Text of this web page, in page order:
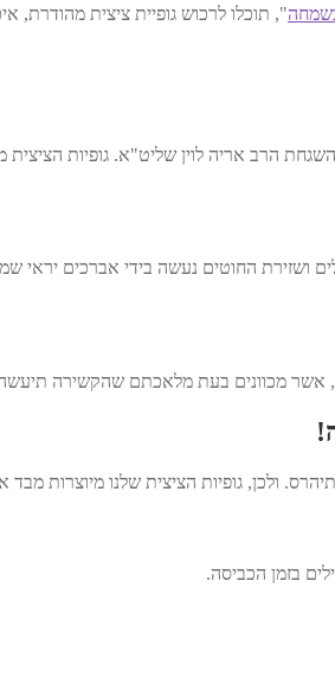
", תוכלו לרכוש גופיית ציצית מהודרת,
ושזירת החוטים נעשה בידי אברכים
אשר מכוונים בעת מלאכתם שהקשירה
ולכן, גופיות הציצית שלנו מיוצרות מבד
בזמן הכביסה.